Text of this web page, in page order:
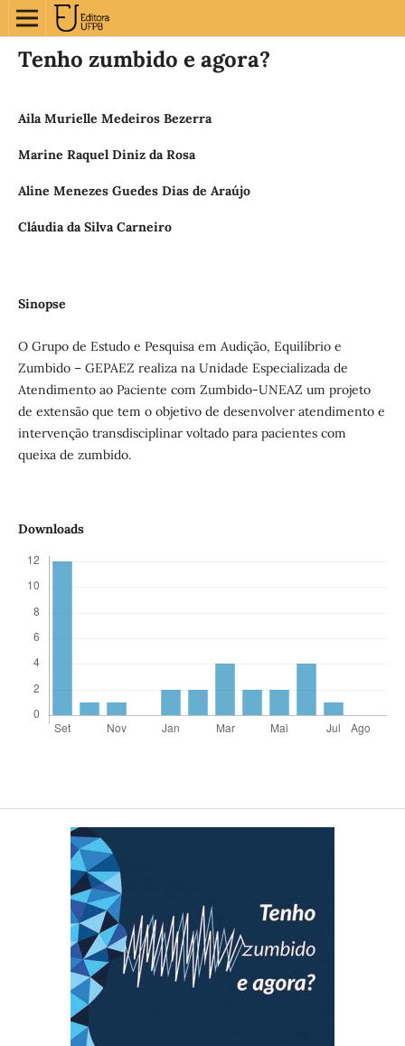
Tenho zumbido e agora?
Aila Murielle Medeiros Bezerra
Marine Raquel Diniz da Rosa
Aline Menezes Guedes Dias de Araújo
Cláudia da Silva Carneiro
Sinopse
O Grupo de Estudo e Pesquisa em Audição, Equilíbrio e
Zumbido – GEPAEZ realiza na Unidade Especializada de
Atendimento ao Paciente com Zumbido-UNEAZ um projeto
de extensão que tem o objetivo de desenvolver atendimento e
intervenção transdisciplinar voltado para pacientes com
queixa de zumbido.
Downloads